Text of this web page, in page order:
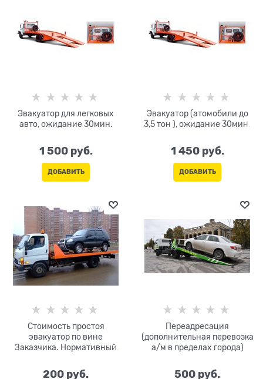
Эвакуатор для легковых
авто, ожидание 30мин.
1 500 руб.
ДОБАВИТЬ
Эвакуатор (атомобили до
3,5 тон ), ожидание 30мин.
1 450 руб.
ДОБАВИТЬ
Стоимость простоя
эвакуатор по вине
Заказчика. Нормативный
разгрузку-30 мин. (не
200 руб.
Переадресация
(дополнительная перевозка
а/м в пределах города)
500 руб.